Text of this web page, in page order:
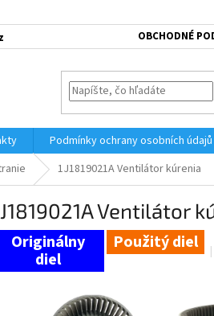
OBCHODNÉ
Podmínky ochrany osobních údajů
1J1819021A Ventilátor kúrenia
Ventilátor
Použitý diel